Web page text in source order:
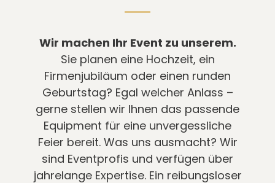
Wir machen Ihr Event zu unserem.
Sie planen eine Hochzeit, ein
Firmenjubiläum oder einen runden
Geburtstag? Egal welcher Anlass –
gerne stellen wir Ihnen das passende
Equipment für eine unvergessliche
Feier bereit. Was uns ausmacht? Wir
sind Eventprofis und verfügen über
jahrelange Expertise. Ein reibungsloser